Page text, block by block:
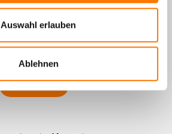
Auswahl erlauben
Ablehnen
dir rund um die Uhr zur Seite
KI – er wurde speziell für
entwickelt und hilft dir